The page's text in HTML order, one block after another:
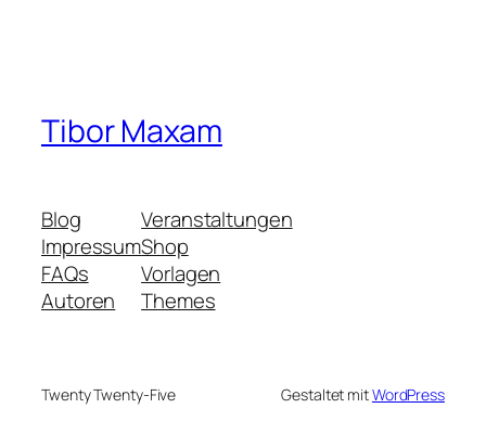
Tibor Maxam
Blog
Impressum
FAQs
Autoren
Veranstaltungen
Shop
Vorlagen
Themes
Twenty Twenty-Five Gestaltet mitWordPress